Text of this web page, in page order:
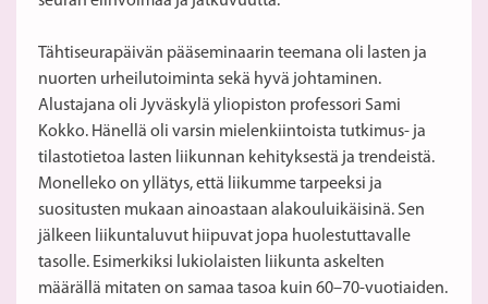
Tähtiseurapäivän pääseminaarin teemana oli lasten ja
nuorten urheilutoiminta sekä hyvä johtaminen.
Alustajana oli Jyväskylä yliopiston professori Sami
Kokko. Hänellä oli varsin mielenkiintoista tutkimus- ja
tilastotietoa lasten liikunnan kehityksestä ja trendeistä.
Monelleko on yllätys, että liikumme tarpeeksi ja
suositusten mukaan ainoastaan alakouluikäisinä. Sen
jälkeen liikuntaluvut hiipuvat jopa huolestuttavalle
tasolle. Esimerkiksi lukiolaisten liikunta askelten
määrällä mitaten on samaa tasoa kuin 60–70-vuotiaiden.